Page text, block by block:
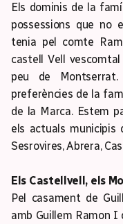
Els dominis de la
possessions que no
tenia pel comte
castell Vell
peu de
preferències de la
de la Marca. Estem
els actuals municipis
Sesrovires, Abrera,
Els Castellvell, els
Pel casament de
amb Guillem Ramon I